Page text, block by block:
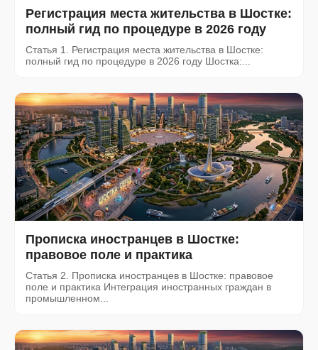
Регистрация места жительства в Шостке:
полный гид по процедуре в 2026 году
Статья 1. Регистрация места жительства в Шостке:
полный гид по процедуре в 2026 году Шостка:...
Прописка иностранцев в Шостке:
правовое поле и практика
Статья 2. Прописка иностранцев в Шостке: правовое
поле и практика Интеграция иностранных граждан в
промышленном...